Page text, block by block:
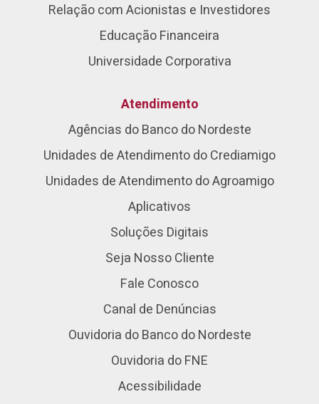
Relação com Acionistas e Investidores
Educação Financeira
Universidade Corporativa
Atendimento
Agências do Banco do Nordeste
Unidades de Atendimento do Crediamigo
Unidades de Atendimento do Agroamigo
Aplicativos
Soluções Digitais
Seja Nosso Cliente
Fale Conosco
Canal de Denúncias
Ouvidoria do Banco do Nordeste
Ouvidoria do FNE
Acessibilidade